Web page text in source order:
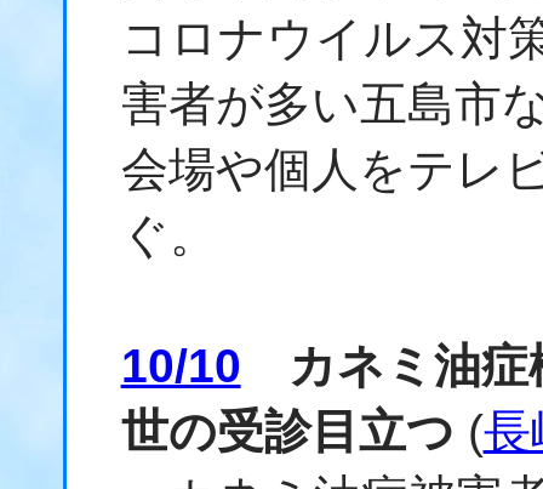
コロナウイルス対
害者が多い五島市
会場や個人をテレ
ぐ。
10/10 カネミ油症
世の受診目立つ (長